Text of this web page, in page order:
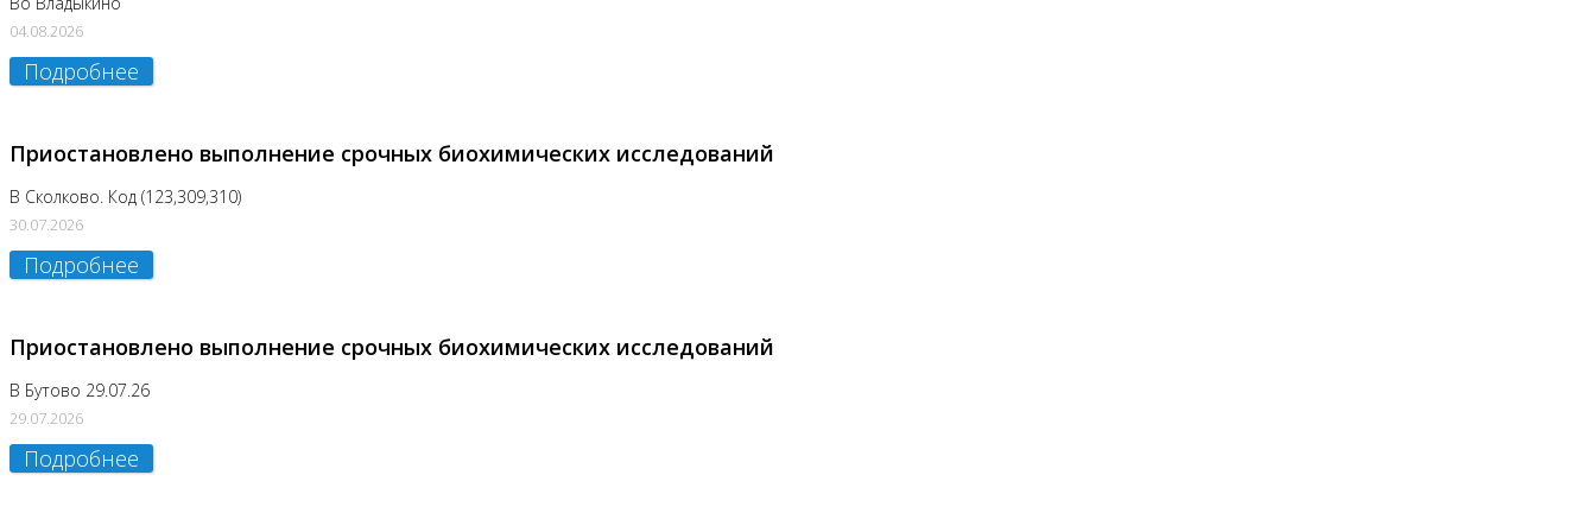
04.08.2026
Подробнее
Приостановлено выполнение срочных биохимических исследований
В Сколково. Код (123,309,310)
30.07.2026
Подробнее
Приостановлено выполнение срочных биохимических исследований
В Бутово 29.07.26
29.07.2026
Подробнее